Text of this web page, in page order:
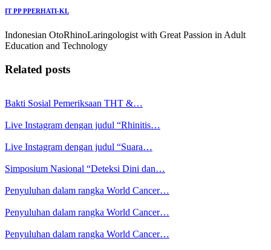
IT PP PPERHATI-KL
Indonesian OtoRhinoLaringologist with Great Passion in Adult
Education and Technology
Related posts
Bakti Sosial Pemeriksaan THT &…
Live Instagram dengan judul “Rhinitis…
Live Instagram dengan judul “Suara…
Simposium Nasional “Deteksi Dini dan…
Penyuluhan dalam rangka World Cancer…
Penyuluhan dalam rangka World Cancer…
Penyuluhan dalam rangka World Cancer…